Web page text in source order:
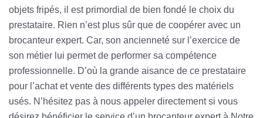
objets fripés, il est primordial de bien fondé le choix du
prestataire. Rien n’est plus sûr que de coopérer avec un
brocanteur expert. Car, son ancienneté sur l’exercice de
son métier lui permet de performer sa compétence
professionnelle. D’où la grande aisance de ce prestataire
pour l’achat et vente des différents types des matériels
usés. N’hésitez pas à nous appeler directement si vous